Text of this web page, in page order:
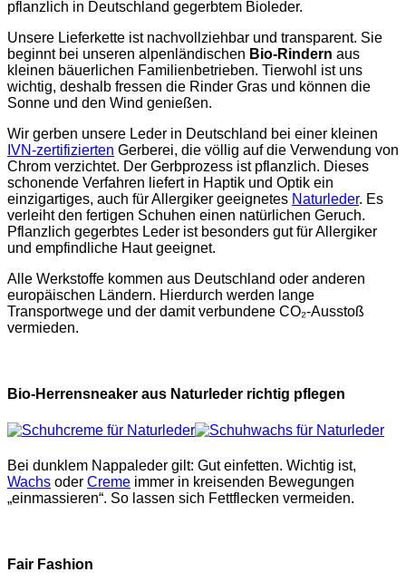
pflanzlich in Deutschland gegerbtem Bioleder.
Unsere Lieferkette ist nachvollziehbar und transparent. Sie
beginnt bei unseren alpenländischen Bio-Rindern aus
kleinen bäuerlichen Familienbetrieben. Tierwohl ist uns
wichtig, deshalb fressen die Rinder Gras und können die
Sonne und den Wind genießen.
Wir gerben unsere Leder in Deutschland bei einer kleinen
IVN-zertifizierten Gerberei, die völlig auf die Verwendung von
Chrom verzichtet. Der Gerbprozess ist pflanzlich. Dieses
schonende Verfahren liefert in Haptik und Optik ein
einzigartiges, auch für Allergiker geeignetes Naturleder. Es
verleiht den fertigen Schuhen einen natürlichen Geruch.
Pflanzlich gegerbtes Leder ist besonders gut für Allergiker
und empfindliche Haut geeignet.
Alle Werkstoffe kommen aus Deutschland oder anderen
europäischen Ländern. Hierdurch werden lange
Transportwege und der damit verbundene CO₂-Ausstoß
vermieden.
Bio-Herrensneaker aus Naturleder richtig pflegen
Bei dunklem Nappaleder gilt: Gut einfetten. Wichtig ist,
Wachs oder Creme immer in kreisenden Bewegungen
„einmassieren“. So lassen sich Fettflecken vermeiden.
Fair Fashion